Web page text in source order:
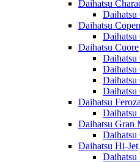
Daihatsu
Daihatsu
Daihatsu Copen
Daihatsu
Daihatsu Cuore
Daihatsu
Daihatsu
Daihatsu
Daihatsu
Daihatsu Feroza
Daihatsu
Daihatsu Gran
Daihatsu
Daihatsu Hi-Jet
Daihatsu